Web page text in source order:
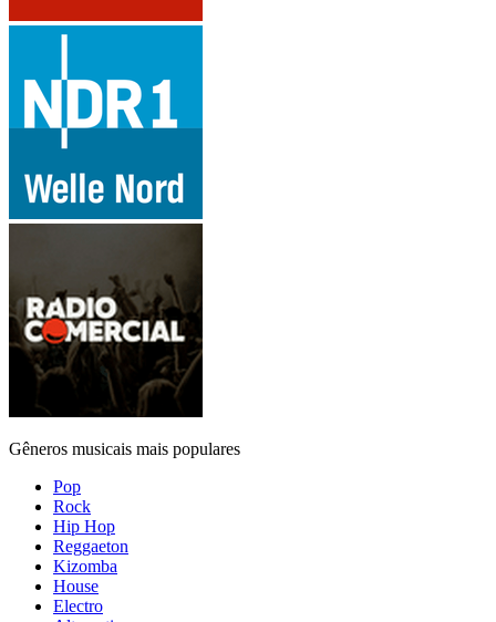
Gêneros musicais mais populares
Pop
Rock
Hip Hop
Reggaeton
Kizomba
House
Electro